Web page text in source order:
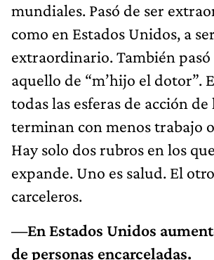
mundiales. Pasó de ser
como en Estados Unidos, a
extraordinario. También
aquello de “m’hijo el dotor”.
todas las esferas de acción de
terminan con menos trabajo
Hay solo dos rubros en los
expande. Uno es salud. El
carceleros.
—En Estados Unidos
de personas encarceladas.